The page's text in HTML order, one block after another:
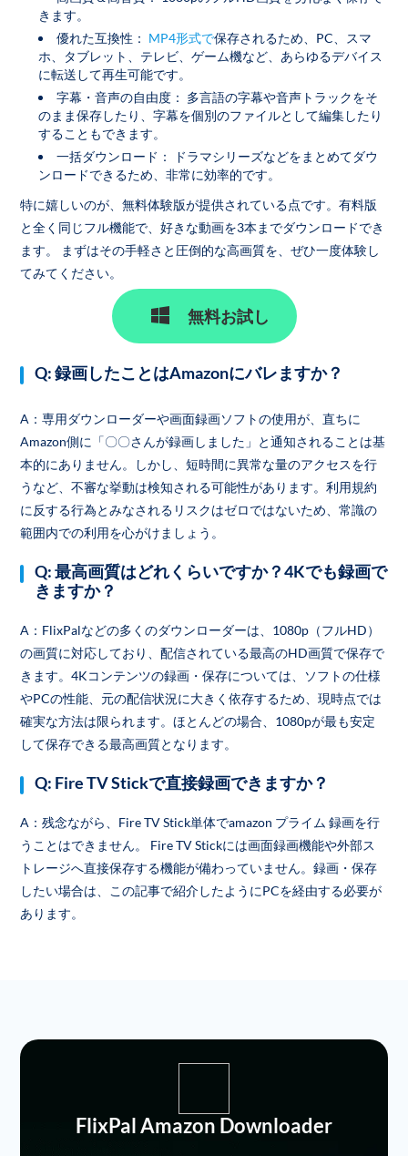
きます。
優れた互換性： MP4形式で保存されるため、PC、スマ
ホ、タブレット、テレビ、ゲーム機など、あらゆるデバイス
に転送して再生可能です。
字幕・音声の自由度： 多言語の字幕や音声トラックをそ
のまま保存したり、字幕を個別のファイルとして編集したり
することもできます。
一括ダウンロード： ドラマシリーズなどをまとめてダウ
ンロードできるため、非常に効率的です。
特に嬉しいのが、無料体験版が提供されている点です。有料版
と全く同じフル機能で、好きな動画を3本までダウンロードでき
ます。 まずはその手軽さと圧倒的な高画質を、ぜひ一度体験し
てみてください。
無料お試し
Q: 録画したことはAmazonにバレますか？
A：専用ダウンローダーや画面録画ソフトの使用が、直ちに
Amazon側に「〇〇さんが録画しました」と通知されることは基
本的にありません。しかし、短時間に異常な量のアクセスを行
うなど、不審な挙動は検知される可能性があります。利用規約
に反する行為とみなされるリスクはゼロではないため、常識の
範囲内での利用を心がけましょう。
Q: 最高画質はどれくらいですか？4Kでも録画で
きますか？
A：FlixPalなどの多くのダウンローダーは、1080p（フルHD）
の画質に対応しており、配信されている最高のHD画質で保存で
きます。4Kコンテンツの録画・保存については、ソフトの仕様
やPCの性能、元の配信状況に大きく依存するため、現時点では
確実な方法は限られます。ほとんどの場合、1080pが最も安定
して保存できる最高画質となります。
Q: Fire TV Stickで直接録画できますか？
A：残念ながら、Fire TV Stick単体でamazon プライム 録画を行
うことはできません。 Fire TV Stickには画面録画機能や外部ス
トレージへ直接保存する機能が備わっていません。録画・保存
したい場合は、この記事で紹介したようにPCを経由する必要が
あります。
FlixPal Amazon Downloader